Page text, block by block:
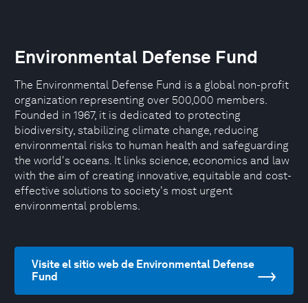
Environmental Defense Fund
The Environmental Defense Fund is a global non-profit
organization representing over 500,000 members.
Founded in 1967, it is dedicated to protecting
biodiversity, stabilizing climate change, reducing
environmental risks to human health and safeguarding
the world's oceans. It links science, economics and law
with the aim of creating innovative, equitable and cost-
effective solutions to society's most urgent
environmental problems.
Visite el sitio web de Environmental Defense
Fund